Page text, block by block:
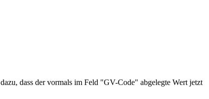
dass der vormals im Feld "GV-Code" abgelegte Wert jetzt